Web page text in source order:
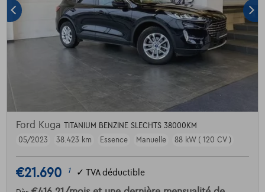
Ford Kuga TITANIUM BENZINE SLECHTS 38000KM
05/2023
38.423 km Essence Manuelle 88 kW ( 120 CV )
€21.690 1 ✓ TVA déductible